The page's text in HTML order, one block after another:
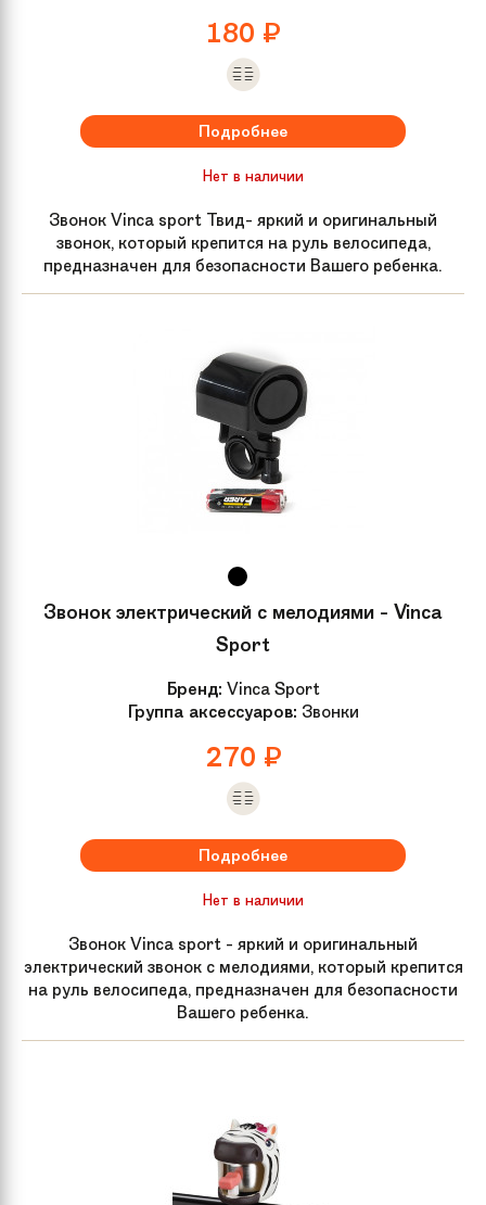
180 ₽
Подробнее
Нет в наличии
Звонок Vinca sport Твид- яркий и оригинальный
звонок, который крепится на руль велосипеда,
предназначен для безопасности Вашего ребенка.
Звонок электрический с мелодиями - Vinca
Sport
Бренд: Vinca Sport
Группа аксессуаров: Звонки
270 ₽
Подробнее
Нет в наличии
Звонок Vinca sport - яркий и оригинальный
электрический звонок с мелодиями, который крепится
на руль велосипеда, предназначен для безопасности
Вашего ребенка.